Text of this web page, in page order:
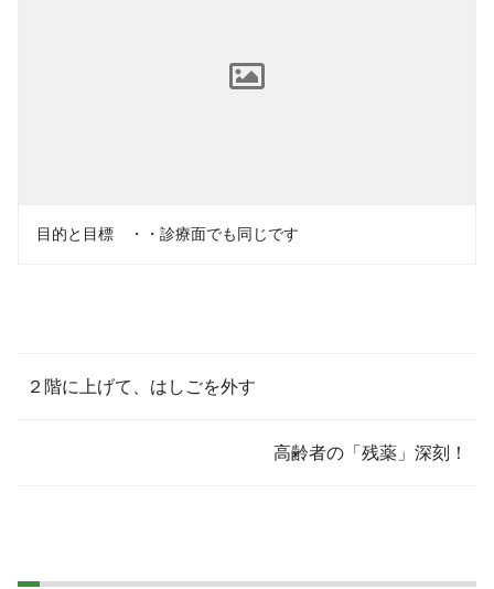
目的と目標 ・・診療面でも同じです
２階に上げて、はしごを外す
高齢者の「残薬」深刻！